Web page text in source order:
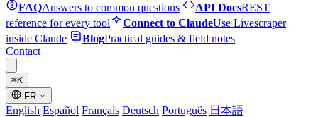
FAQAnswers to common questions API DocsREST
reference for every tool
Connect to ClaudeUse Livescraper
inside Claude
BlogPractical guides & field notes
Contact
⌘K
FR
English Español Français Deutsch Português 日本語